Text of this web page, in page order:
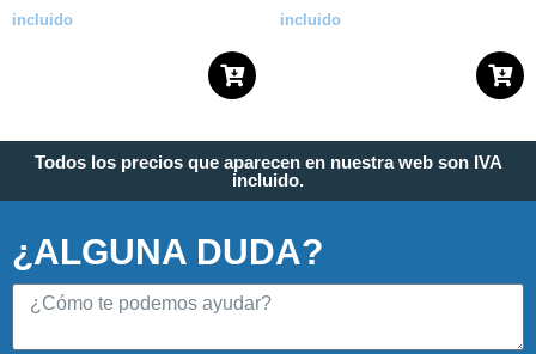
incluido incluido
Todos los precios que aparecen en nuestra web son IVA
incluido.
¿ALGUNA DUDA?